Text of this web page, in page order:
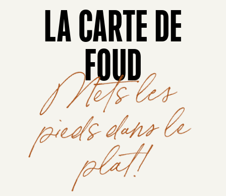
LA CARTE DE
FOUD
Mets les
pieds dans le
plat!